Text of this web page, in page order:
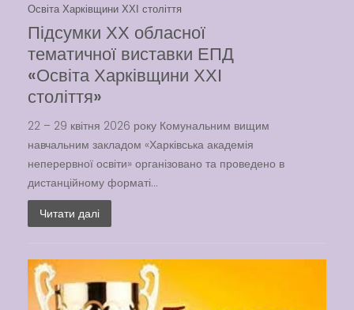
Освіта Харківщини ХХІ століття
Підсумки ХХ обласної
тематичної виставки ЕПД
«Освіта Харківщини ХХІ
століття»
22 – 29 квітня 2026 року Комунальним вищим
навчальним закладом «Харківська академія
неперервної освіти» організовано та проведено в
дистанційному форматі...
Читати далі